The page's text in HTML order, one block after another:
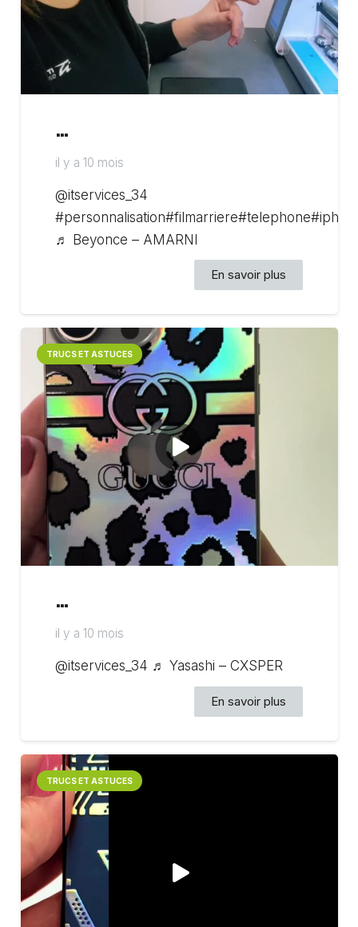
…
il y a 10 mois
@itservices_34
♬ Beyonce – AMARNI
En savoir plus
TRUCS ET ASTUCES
…
il y a 10 mois
@itservices_34 ♬ Yasashi – CXSPER
En savoir plus
TRUCS ET ASTUCES